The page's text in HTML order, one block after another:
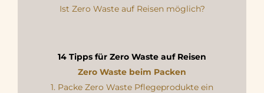
Ist Zero Waste auf Reisen möglich?
14 Tipps für Zero Waste auf Reisen
Zero Waste beim Packen
1. Packe Zero Waste Pflegeprodukte ein